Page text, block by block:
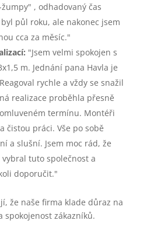
, odhadovaný čas
půl roku, ale nakonec jsem
cca za měsíc."
"Jsem velmi spokojen s
m. Jednání pana Havla je
rychle a vždy se snažil
realizace proběhla přesně
termínu. Montéři
čistou práci. Vše po sobě
a slušní. Jsem moc rád, že
tuto společnost a
doporučit."
že naše firma klade důraz na
spokojenost zákazníků.